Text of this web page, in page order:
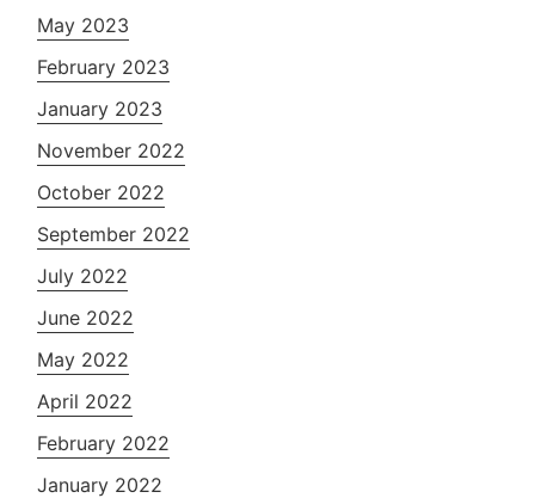
May 2023
February 2023
January 2023
November 2022
October 2022
September 2022
July 2022
June 2022
May 2022
April 2022
February 2022
January 2022